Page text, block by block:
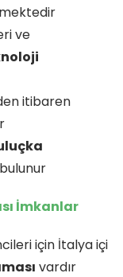
ve
itibaren
İmkanlar
için İtalya içi
vardır